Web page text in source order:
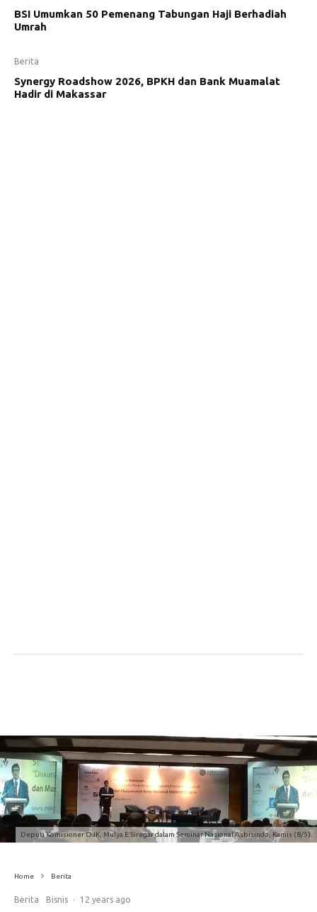
BSI Umumkan 50 Pemenang Tabungan Haji Berhadiah
Umrah
Berita
Synergy Roadshow 2026, BPKH dan Bank Muamalat
Hadir di Makassar
Deputi Komisioner OJK, Mulya E Siregar dalam Seminar Nasional Asbisindo, Kamis (8/5).
Home Berita
Berita Bisnis · 12 years ago